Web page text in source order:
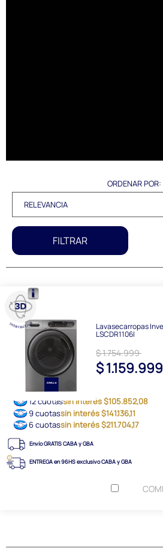
ORDENAR POR:
FILTRAR
Lavasecarropas
LSCDR1106I
$ 1.754.999
$
12 cuotassin interés $105.852,08
9 cuotassin interés $141.136,11
6 cuotassin interés $211.704,17
Envío GRATIS CABA y GBA
ENTREGA en 96HS exclusivo CABA y GBA